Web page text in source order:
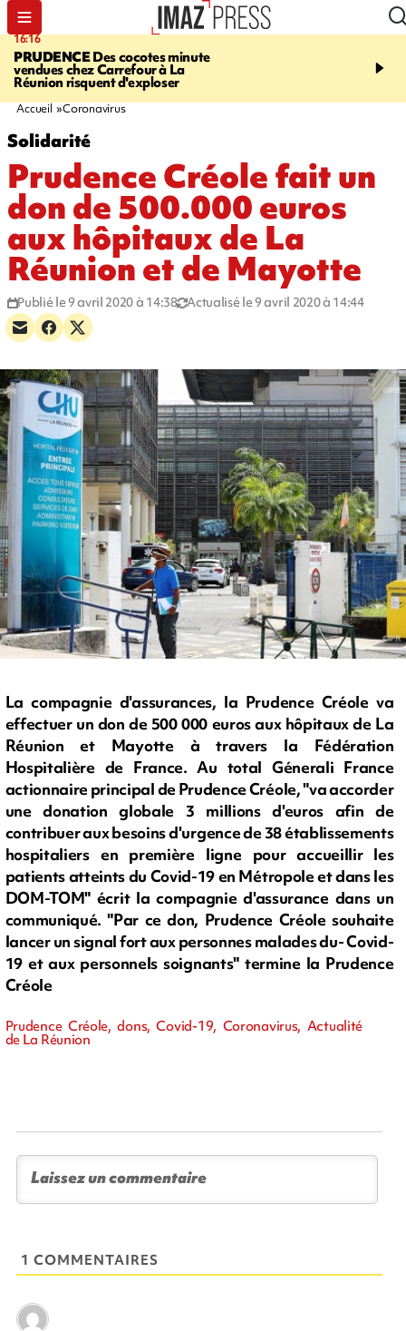
16:16
PRUDENCEDes cocotes minute
vendues chez Carrefour à La
Réunion risquent d'exploser
20:06
l'Asie, mort d'une
Accueil Coronavirus
Solidarité
Prudence Créole fait un
don de 500.000 euros
aux hôpitaux de La
Réunion et de Mayotte
Publié le 9 avril 2020 à 14:38 Actualisé le 9 avril 2020 à 14:44
La compagnie d'assurances, la Prudence Créole va
effectuer un don de 500 000 euros aux hôpitaux de La
Réunion et Mayotte à travers la Fédération
Hospitalière de France. Au total Génerali France
actionnaire principal de Prudence Créole, "va accorder
une donation globale 3 millions d'euros afin de
contribuer aux besoins d'urgence de 38 établissements
hospitaliers en première ligne pour accueillir les
patients atteints du Covid-19 en Métropole et dans les
DOM-TOM" écrit la compagnie d'assurance dans un
communiqué. "Par ce don, Prudence Créole souhaite
lancer un signal fort aux personnes malades du- Covid-
19 et aux personnels soignants" termine la Prudence
Créole
Prudence Créole, dons, Covid-19, Coronavirus, Actualité
de La Réunion
1 COMMENTAIRES